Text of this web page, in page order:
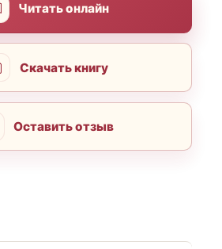
Читать онлайн
Скачать книгу
Оставить отзыв